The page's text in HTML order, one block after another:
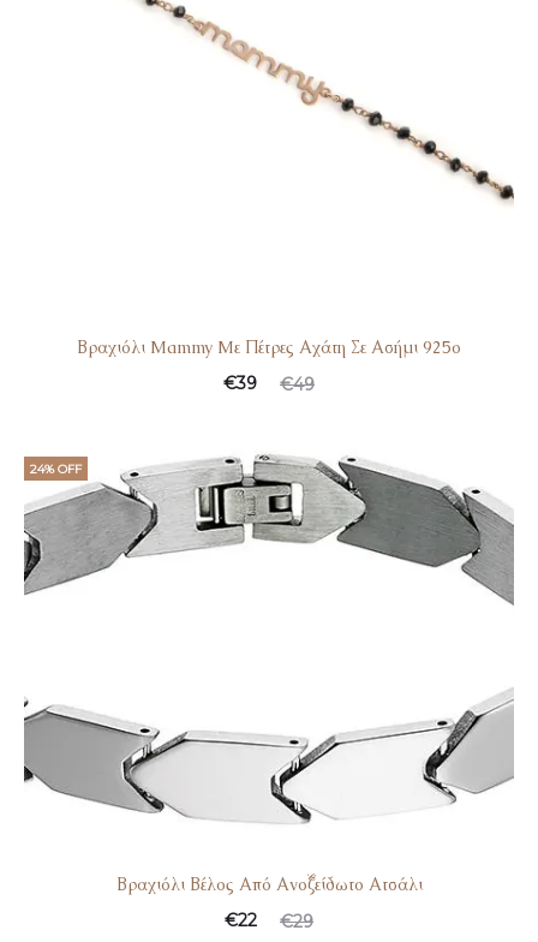
Βραχιόλι Mammy Mε Πέτρες Αχάτη Σε Ασήμι 925ο
€49
€39
24% OFF
Βραχιόλι Βέλος Από Ανοξείδωτο Ατσάλι
€29
€22